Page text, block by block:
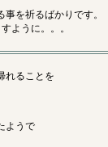
を祈るばかりです。
ように。。。
れることを
ようで